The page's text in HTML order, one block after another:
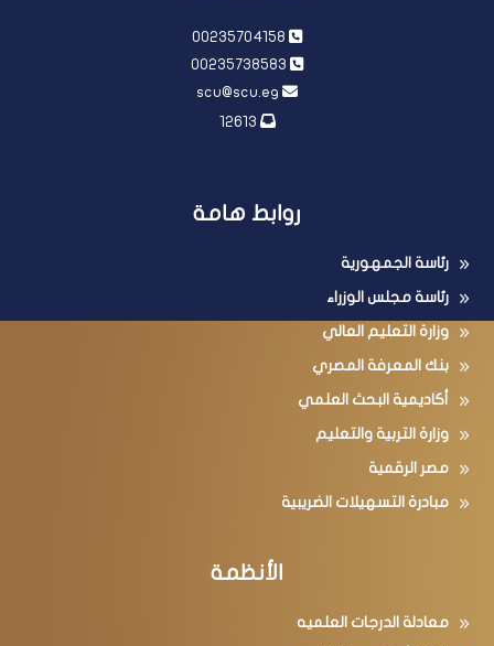
روابط هامة
رئاسة الجمهورية
رئاسة مجلس الوزراء
وزارة التعليم العالي
بنك المعرفة المصري
أكاديمية البحث العلمي
وزارة التربية والتعليم
مصر الرقمية
مبادرة التسهيلات الضريبية
الأنظمة
معادلة الدرجات العلميه